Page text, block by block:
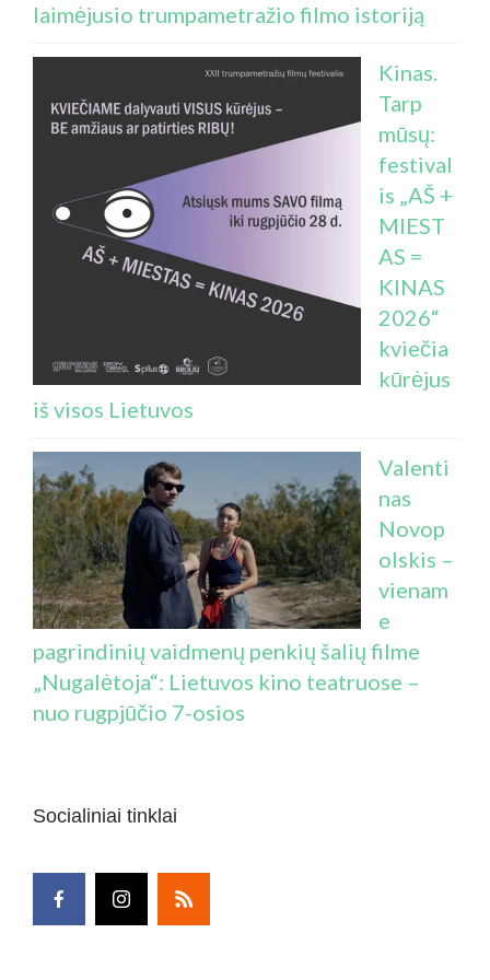
laimėjusio trumpametražio filmo istoriją
Kinas.
Tarp
mūsų:
festival
is „AŠ +
MIEST
AS =
KINAS
2026“
kviečia
kūrėjus
iš visos Lietuvos
Valenti
nas
Novop
olskis –
vienam
e
pagrindinių vaidmenų penkių šalių filme
„Nugalėtoja“: Lietuvos kino teatruose –
nuo rugpjūčio 7-osios
Socialiniai tinklai